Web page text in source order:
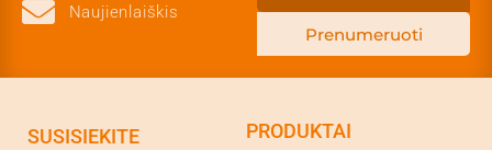
Naujienlaiškis
Prenumeruoti
SUSISIEKITE PRODUKTAI